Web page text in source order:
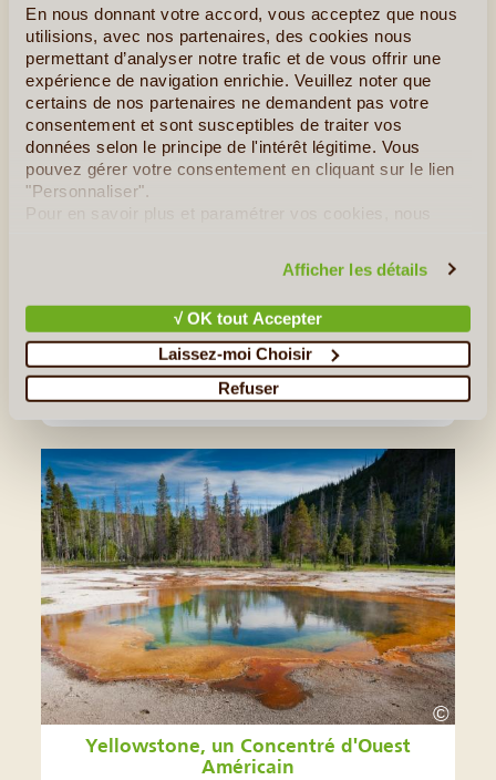
En nous donnant votre accord, vous acceptez que nous
utilisions, avec nos partenaires, des cookies nous
permettant d’analyser notre trafic et de vous offrir une
expérience de navigation enrichie. Veuillez noter que
certains de nos partenaires ne demandent pas votre
consentement et sont susceptibles de traiter vos
données selon le principe de l'intérêt légitime. Vous
pouvez gérer votre consentement en cliquant sur le lien
"Personnaliser".
Pour en savoir plus et paramétrer vos cookies, nous
Afficher les détails
√ OK tout Accepter
Laissez-moi Choisir
Refuser
©
À la découverte de New York en
condition bien sûr d'adapter son rythme et ses activités…
grands avec ses magasins grandioses, ses monuments
incontournables, ses musées interactifs… Peu importe son
âge et ses centres d'intérêt, on trouvera toujours de (...)
Lire la suite ≻
©
Yellowstone, un Concentré d'Ouest
Américain